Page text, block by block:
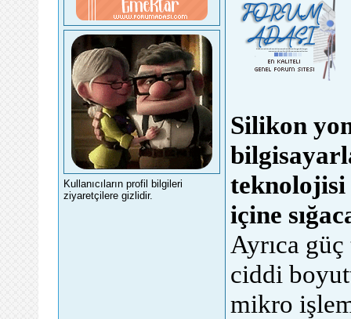
Kullanıcıların profil bilgileri
ziyaretçilere gizlidir.
Silikon
teknolojisi
içine
Ayrıca
ciddi
mikro